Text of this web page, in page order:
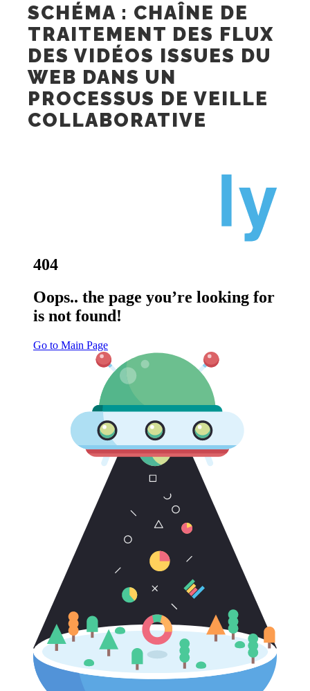
SCHÉMA : CHAÎNE DE
TRAITEMENT DES FLUX
DES VIDÉOS ISSUES DU
WEB DANS UN
PROCESSUS DE VEILLE
COLLABORATIVE